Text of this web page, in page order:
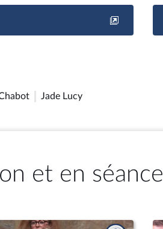
Jade Lucy
et en séance